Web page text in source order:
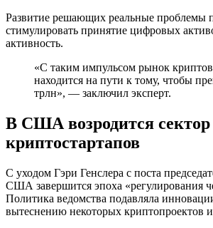
Развитие решающих реальные проблемы
стимулировать принятие цифровых
активность.
«С таким импульсом рынок
находится на пути к тому, чтобы
трлн», — заключил эксперт.
В США возродится сектор
криптостартапов
С уходом Гэри Генслера с поста
США завершится эпоха «регулирования
Политика ведомства подавляла
вытеснению некоторых криптопроектов